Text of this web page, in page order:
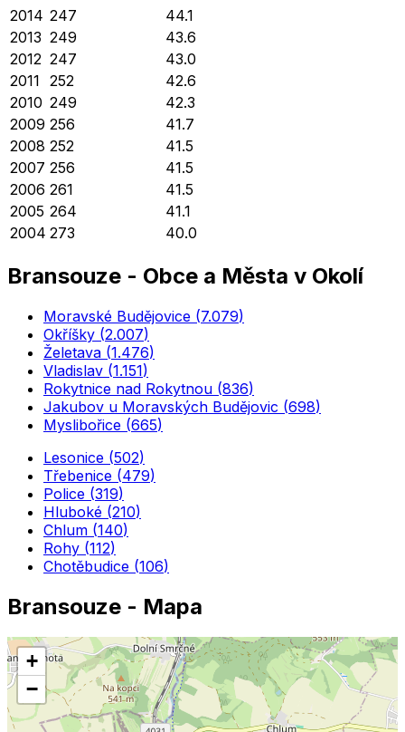
2014 247
44.1
2013 249
43.6
2012 247
43.0
2011 252
42.6
2010 249
42.3
2009 256
41.7
2008 252
41.5
2007 256
41.5
2006 261
41.5
2005 264
41.1
2004 273 40.0
Bransouze - Obce a Města v Okolí
Moravské Budějovice (7.079)
Okříšky (2.007)
Želetava (1.476)
Vladislav (1.151)
Rokytnice nad Rokytnou (836)
Jakubov u Moravských Budějovic (698)
Myslibořice (665)
Lesonice (502)
Třebenice (479)
Police (319)
Hluboké (210)
Chlum (140)
Rohy (112)
Chotěbudice (106)
Bransouze - Mapa
+
−